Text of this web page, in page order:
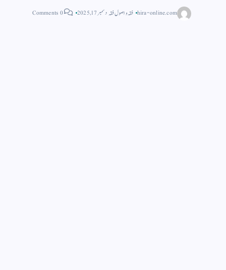
hira-online.com فقہ و اصول فقہدسمبر 17, 2025 0 Comments